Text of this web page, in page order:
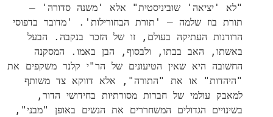
"לא 'יציאה' שוביניסטית" אלא 'משנה סדורה' –
תורת בוז שלמה – 'תורת הבחורילות'. 'מדובר בדפוסי
הרודנות העתיקה בעולם, זו של הזכר בנקבה. הבעל
באשתו, האב בבתו, ולבסוף, הבן באמו. המסקנה
החשובה היא שאין הטיעונים של הר"י קלנר משקפים את
"היהדות" או את "התורה", אלא דווקא צד משותף
למאבק עולמי של חברות מסורתיות בחידושי הדור,
בשינויים הגדולים המשחררים את הנשים באופן "מבני",